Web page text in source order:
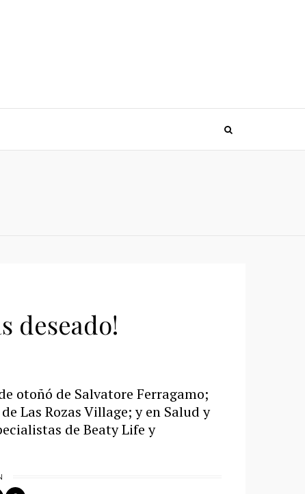
deseado!
otoñó de Salvatore Ferragamo;
Las Rozas Village; y en Salud y
de Beaty Life y